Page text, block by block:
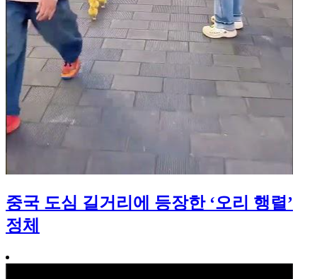
중국 도심 길거리에 등장한 ‘오리 행렬’
정체